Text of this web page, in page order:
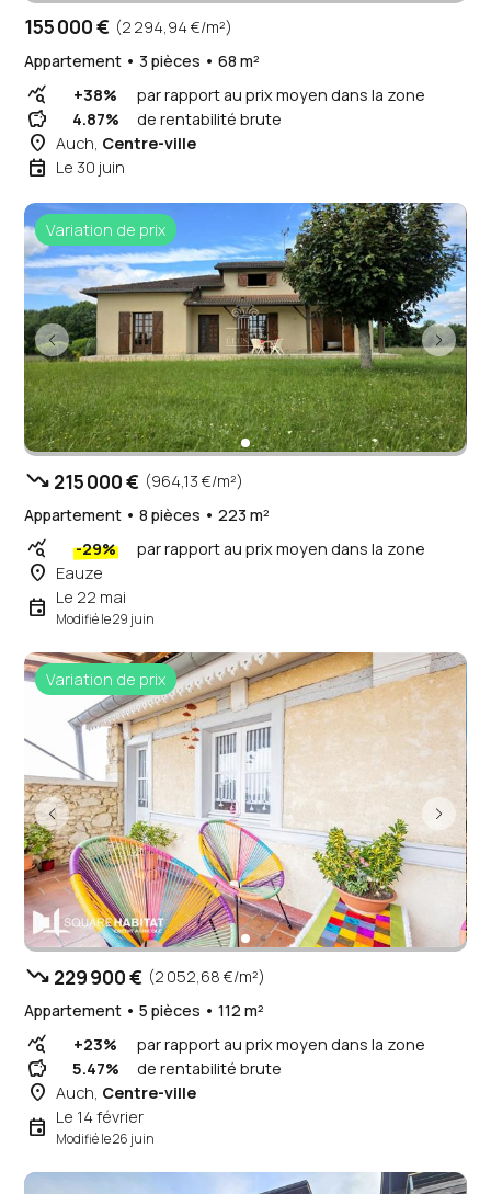
155 000 € (2 294,94 €/m²)
Appartement • 3 pièces • 68 m²
query_stats +38% par rapport au prix moyen dans la zone
savings 4.87% de rentabilité brute
place Auch, Centre-ville
event Le 30 juin
Variation de prix
trending_down 215 000 € (964,13 €/m²)
Appartement • 8 pièces • 223 m²
query_stats -29% par rapport au prix moyen dans la zone
place Eauze
event Le 22 mai
Modifié le 29 juin
Variation de prix
trending_down 229 900 € (2 052,68 €/m²)
Appartement • 5 pièces • 112 m²
query_stats +23% par rapport au prix moyen dans la zone
savings 5.47% de rentabilité brute
place Auch, Centre-ville
event Le 14 février
Modifié le 26 juin